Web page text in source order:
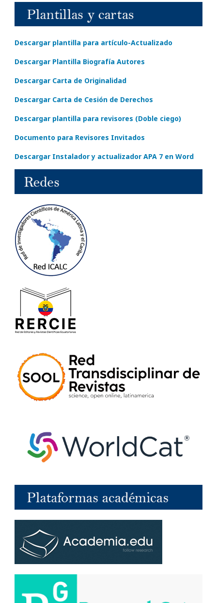
Descargar plantilla para artículo-Actualizado
Descargar Plantilla Biografía Autores
Descargar Carta de Originalidad
Descargar Carta de Cesión de Derechos
Descargar plantilla para revisores (Doble ciego)
Documento para Revisores Invitados
Descargar Instalador y actualizador APA 7 en Word